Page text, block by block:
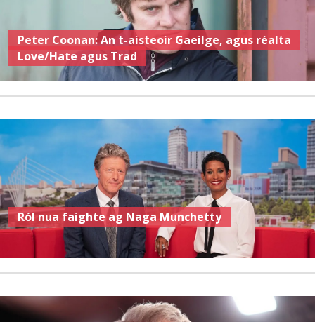
Peter Coonan: An t-aisteoir Gaeilge, agus réalta
Love/Hate agus Trad
Ról nua faighte ag Naga Munchetty